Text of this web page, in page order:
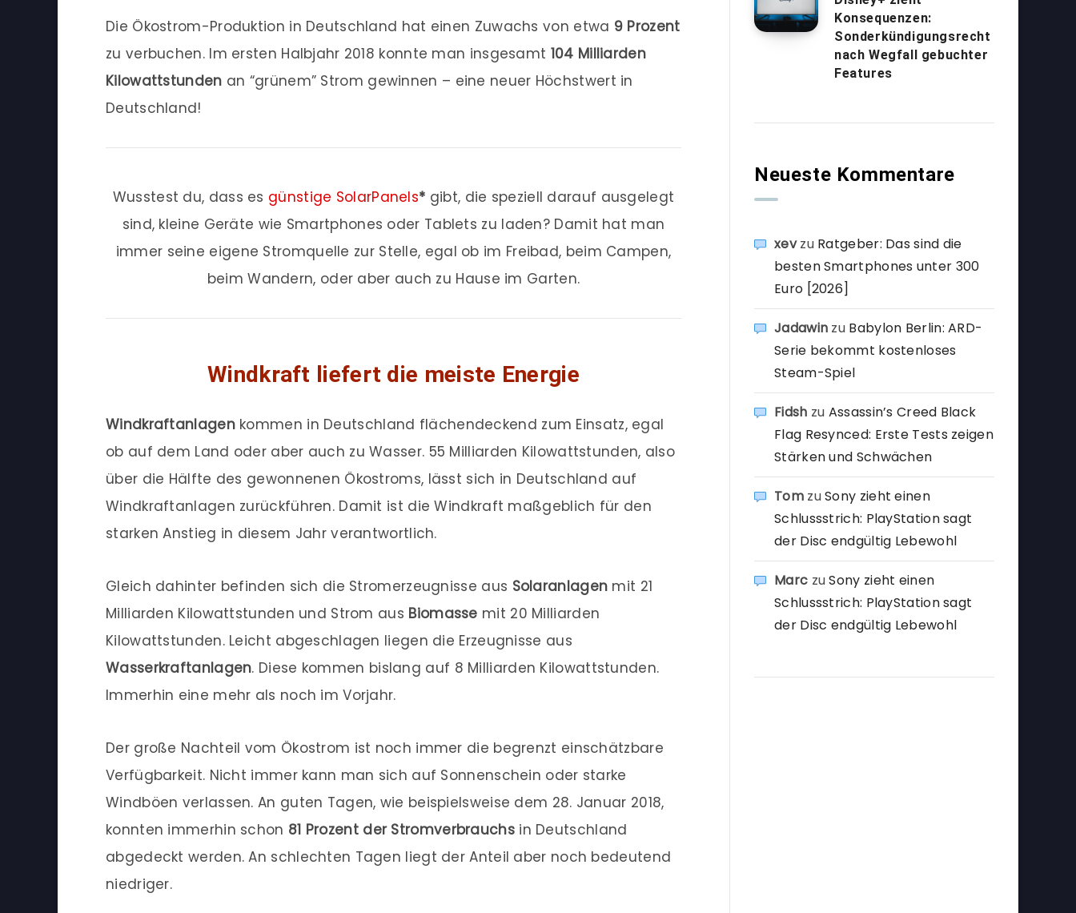
Die Ökostrom-Produktion in Deutschland hat einen Zuwachs von etwa 9 Prozent
zu verbuchen. Im ersten Halbjahr 2018 konnte man insgesamt 104 Milliarden
Kilowattstunden an “grünem” Strom gewinnen – eine neuer Höchstwert in
Deutschland!
Wusstest du, dass es günstige SolarPanels* gibt, die speziell darauf ausgelegt
sind, kleine Geräte wie Smartphones oder Tablets zu laden? Damit hat man
immer seine eigene Stromquelle zur Stelle, egal ob im Freibad, beim Campen,
beim Wandern, oder aber auch zu Hause im Garten.
Windkraft liefert die meiste Energie
Windkraftanlagenkommen in Deutschland flächendeckend zum Einsatz, egal
ob auf dem Land oder aber auch zu Wasser. 55 Milliarden Kilowattstunden, also
über die Hälfte des gewonnenen Ökostroms, lässt sich in Deutschland auf
Windkraftanlagen zurückführen. Damit ist die Windkraft maßgeblich für den
starken Anstieg in diesem Jahr verantwortlich.
Gleich dahinter befinden sich die Stromerzeugnisse aus Solaranlagen mit 21
Milliarden Kilowattstunden und Strom aus Biomasse mit 20 Milliarden
Kilowattstunden. Leicht abgeschlagen liegen die Erzeugnisse aus
Wasserkraftanlagen. Diese kommen bislang auf 8 Milliarden Kilowattstunden.
Immerhin eine mehr als noch im Vorjahr.
Der große Nachteil vom Ökostrom ist noch immer die begrenzt einschätzbare
Verfügbarkeit. Nicht immer kann man sich auf Sonnenschein oder starke
Windböen verlassen. An guten Tagen, wie beispielsweise dem 28. Januar 2018,
konnten immerhin schon 81 Prozent der Stromverbrauchsin Deutschland
abgedeckt werden. An schlechten Tagen liegt der Anteil aber noch bedeutend
niedriger.
Konsequenzen:
Sonderkündigungsrecht
nach Wegfall gebuchter
Features
Neueste Kommentare
xevzu Ratgeber: Das sind die
besten Smartphones unter 300
Euro [2026]
Jadawin zu Babylon Berlin: ARD-
Serie bekommt kostenloses
Steam-Spiel
Fidsh zu Assassin’s Creed Black
Flag Resynced: Erste Tests zeigen
Stärken und Schwächen
TomzuSony zieht einen
Schlussstrich: PlayStation sagt
der Disc endgültig Lebewohl
Marc zuSony zieht einen
Schlussstrich: PlayStation sagt
der Disc endgültig Lebewohl